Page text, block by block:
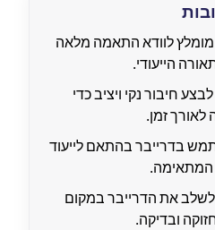
מומלץ לוודא התאמה מלאה
הייעודי.
חיבור נקי ויציב כדי
לאורך זמן.
בדרייבר בהתאם לייעוד
המתאימה.
את הדרייבר במקום
ובדיקה.